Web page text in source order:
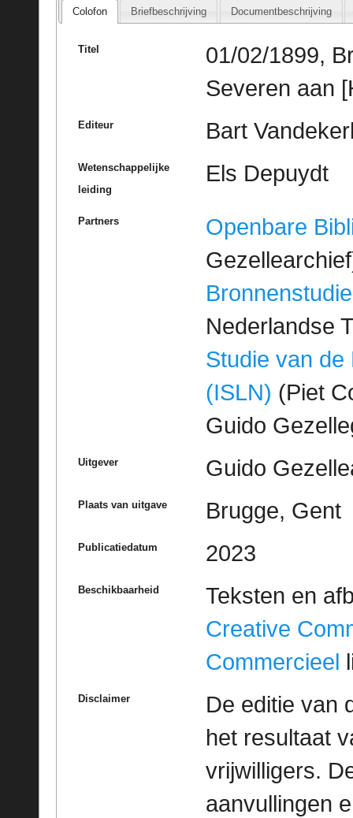
Colofon Briefbeschrijving Documentbeschrijving
Titel
01/02/1899,
Severen aan
Editeur Bart
Wetenschappelijke
leiding
Els Depuydt
Partners
Openbare
Bronnenstudie
Nederlandse
Studie van de
(ISLN) (Piet
Guido
Uitgever Guido
Plaats van uitgave Brugge, Gent
Publicatiedatum 2023
Beschikbaarheid
Teksten en
Creative
Commercieel
Disclaimer
De editie van
het resultaat
vrijwilligers.
aanvullingen